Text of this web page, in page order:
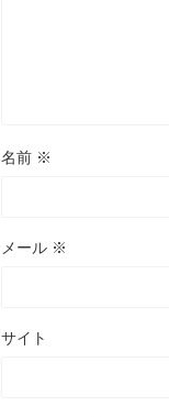
名前 ※
メール ※
サイト